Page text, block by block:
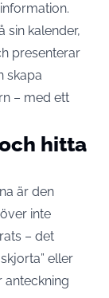
sin kalender,
presenterar
skapa
– med ett
hitta
är den
inte
– det
eller
anteckning